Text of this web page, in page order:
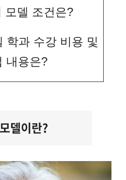
모델 조건은?
학과 수강 비용 및
내용은?
델이란?